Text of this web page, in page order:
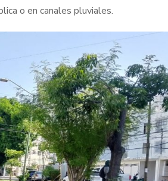
o en canales pluviales.